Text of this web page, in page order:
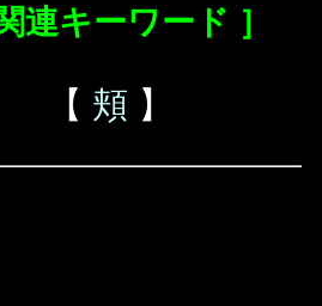
連キーワード ］
【 頬 】